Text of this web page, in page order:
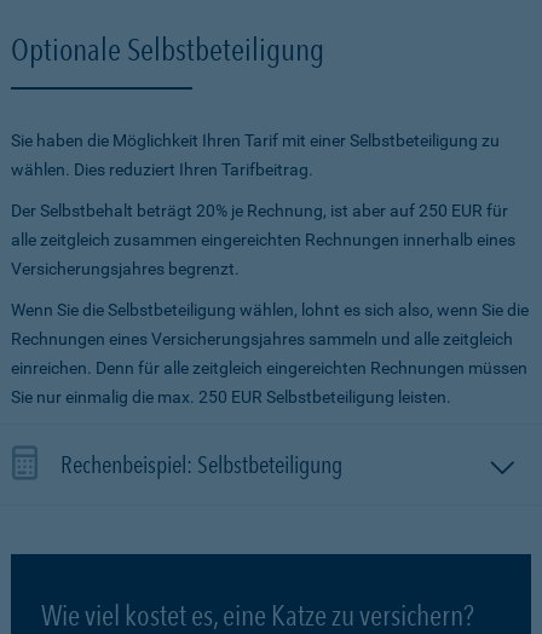
Optionale Selbstbeteiligung
Sie haben die Möglichkeit Ihren Tarif mit einer Selbstbeteiligung zu
wählen. Dies reduziert Ihren Tarifbeitrag.
Der Selbstbehalt beträgt 20% je Rechnung, ist aber auf 250 EUR für
alle zeitgleich zusammen eingereichten Rechnungen innerhalb eines
Versicherungsjahres begrenzt.
Wenn Sie die Selbstbeteiligung wählen, lohnt es sich also, wenn Sie die
Rechnungen eines Versicherungsjahres sammeln und alle zeitgleich
einreichen. Denn für alle zeitgleich eingereichten Rechnungen müssen
Sie nur einmalig die max. 250 EUR Selbstbeteiligung leisten.
Rechenbeispiel: Selbstbeteiligung
Wie viel kostet es, eine Katze zu versichern?